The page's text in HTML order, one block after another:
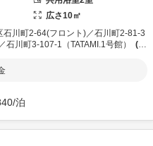
広さ10㎡
石川町2-64(フロント)／石川町2-81-3
石川町3-107-1（TATAMI.1号館）
目
/泊